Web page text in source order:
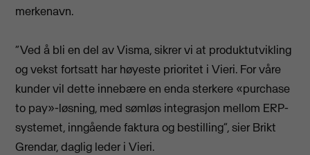
merkenavn.
“Ved å bli en del av Visma, sikrer vi at produktutvikling
og vekst fortsatt har høyeste prioritet i Vieri. For våre
kunder vil dette innebære en enda sterkere «purchase
to pay»-løsning, med sømløs integrasjon mellom ERP-
systemet, inngående faktura og bestilling”, sier Brikt
Grendar, daglig leder i Vieri.